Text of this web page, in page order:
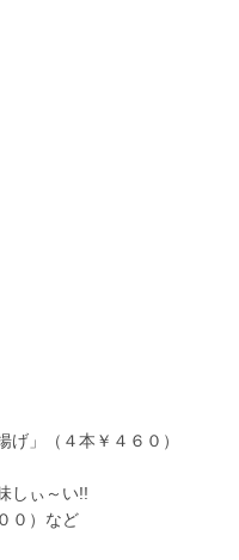
」（４本￥４６０）
しぃ～い!!
０）など